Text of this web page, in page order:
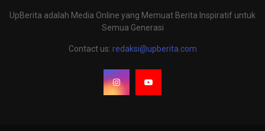
UpBerita adalah Media Online yang Memuat Berita Inspiratif untuk
Semua Generasi
Contact us: redaksi@upberita.com